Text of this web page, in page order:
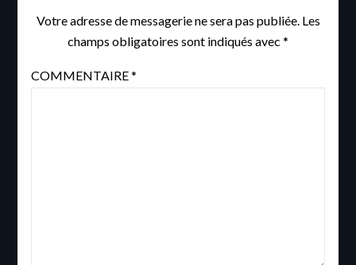
Votre adresse de messagerie ne sera pas publiée. Les
champs obligatoires sont indiqués avec *
COMMENTAIRE*